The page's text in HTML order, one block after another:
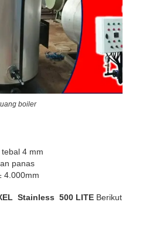
boiler
4 mm
panas
4.000mm
Stainless 500 LITE Berikut